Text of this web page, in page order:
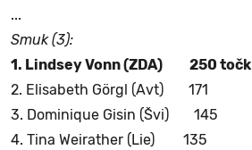
...
Smuk (3):
1. Lindsey Vonn (ZDA) 250 točk
2. Elisabeth Görgl (Avt) 171
3. Dominique Gisin (Švi) 145
4. Tina Weirather (Lie) 135